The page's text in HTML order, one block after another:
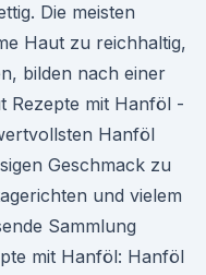
Die meisten
Haut zu reichhaltig,
bilden nach einer
Rezepte mit Hanföl -
Hanföl
Geschmack zu
und vielem
Sammlung
mit Hanföl: Hanföl